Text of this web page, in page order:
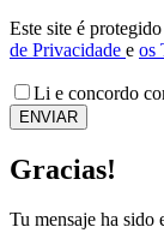
Este site é
de Privacidade e os
Li e concordo
ENVIAR
Gracias!
Tu mensaje ha sido